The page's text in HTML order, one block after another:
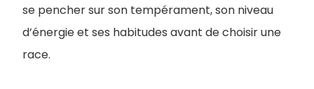
se pencher sur son tempérament, son niveau
d’énergie et ses habitudes avant de choisir une
race.